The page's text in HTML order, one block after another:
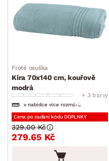
SKLADOVOST
Froté osuška
Kira 70x140 cm, kouřově
modrá
+ 3 barvy
v nabídce více rozměrů
Cena po zadání kódu DOPLNKY
279.65 Kč
329.00 Kč